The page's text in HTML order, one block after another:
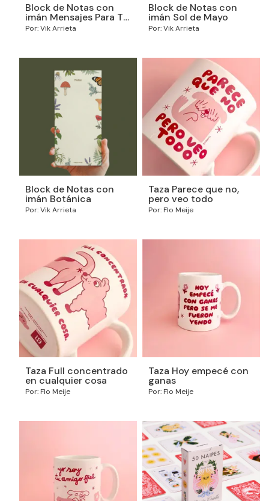
Block de Notas con
imán Mensajes Para Tu
Yo del Futuro
Por: Vik Arrieta
Block de Notas con
imán Sol de Mayo
Por: Vik Arrieta
Block de Notas con
imán Botánica
Por: Vik Arrieta
Taza Parece que no,
pero veo todo
Por: Flo Meije
Taza Full concentrado
en cualquier cosa
Por: Flo Meije
Taza Hoy empecé con
ganas
Por: Flo Meije